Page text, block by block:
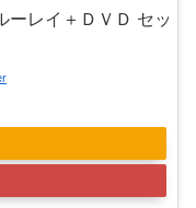
レイ＋ＤＶＤ セッ